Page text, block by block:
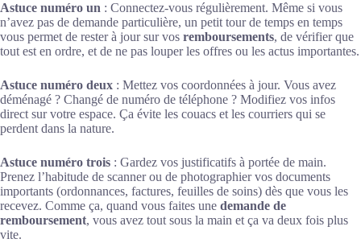
Astuce numéro un : Connectez-vous régulièrement. Même si vous
n’avez pas de demande particulière, un petit tour de temps en temps
vous permet de rester à jour sur vos remboursements, de vérifier que
tout est en ordre, et de ne pas louper les offres ou les actus importantes.
Astuce numéro deux : Mettez vos coordonnées à jour. Vous avez
déménagé ? Changé de numéro de téléphone ? Modifiez vos infos
direct sur votre espace. Ça évite les couacs et les courriers qui se
perdent dans la nature.
Astuce numéro trois : Gardez vos justificatifs à portée de main.
Prenez l’habitude de scanner ou de photographier vos documents
importants (ordonnances, factures, feuilles de soins) dès que vous les
recevez. Comme ça, quand vous faites une demande de
remboursement, vous avez tout sous la main et ça va deux fois plus
vite.